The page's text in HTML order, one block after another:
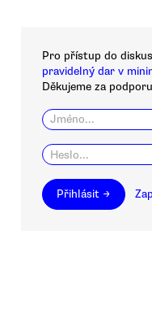
Pro přístup do
pravidelný dar v
Děkujeme za
Přihlásit →